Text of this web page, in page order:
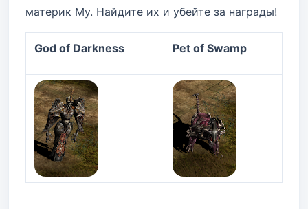
материк Му. Найдите их и убейте за награды!
God of Darkness Pet of Swamp